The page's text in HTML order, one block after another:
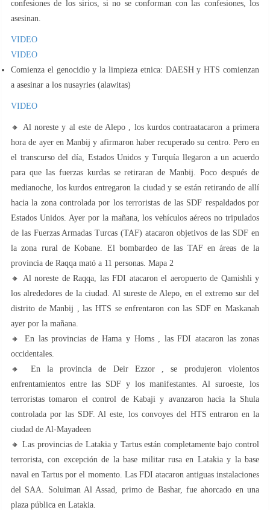
confesiones de los sirios, si no se conforman con las confesiones, los
asesinan.
VIDEO
VIDEO
Comienza el genocidio y la limpieza etnica: DAESH y HTS comienzan
a asesinar a los nusayries (alawitas)
VIDEO
🔸 Al noreste y al este de Alepo , los kurdos contraatacaron a primera
hora de ayer en Manbij y afirmaron haber recuperado su centro. Pero en
el transcurso del día, Estados Unidos y Turquía llegaron a un acuerdo
para que las fuerzas kurdas se retiraran de Manbij. Poco después de
medianoche, los kurdos entregaron la ciudad y se están retirando de allí
hacia la zona controlada por los terroristas de las SDF respaldados por
Estados Unidos. Ayer por la mañana, los vehículos aéreos no tripulados
de las Fuerzas Armadas Turcas (TAF) atacaron objetivos de las SDF en
la zona rural de Kobane. El bombardeo de las TAF en áreas de la
provincia de Raqqa mató a 11 personas. Mapa 2
🔸 Al noreste de Raqqa, las FDI atacaron el aeropuerto de Qamishli y
los alrededores de la ciudad. Al sureste de Alepo, en el extremo sur del
distrito de Manbij , las HTS se enfrentaron con las SDF en Maskanah
ayer por la mañana.
🔸 En las provincias de Hama y Homs , las FDI atacaron las zonas
occidentales.
🔸 En la provincia de Deir Ezzor , se produjeron violentos
enfrentamientos entre las SDF y los manifestantes. Al suroeste, los
terroristas tomaron el control de Kabaji y avanzaron hacia la Shula
controlada por las SDF. Al este, los convoyes del HTS entraron en la
ciudad de Al-Mayadeen
🔸 Las provincias de Latakia y Tartus están completamente bajo control
terrorista, con excepción de la base militar rusa en Latakia y la base
naval en Tartus por el momento. Las FDI atacaron antiguas instalaciones
del SAA. Soluiman Al Assad, primo de Bashar, fue ahorcado en una
plaza pública en Latakia.